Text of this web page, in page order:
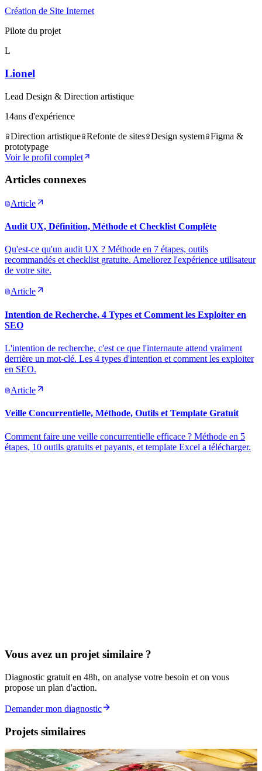
Création de Site Internet
Pilote du projet
L
Lionel
Lead Design & Direction artistique
14ans d'expérience
Direction artistique Refonte de sites Design system Figma &
prototypage
Voir le profil complet
Articles connexes
Article
Audit UX, Définition, Méthode et Checklist Complète
Qu'est-ce qu'un audit UX ? Méthode en 7 étapes, outils
recommandés et checklist gratuite. Ameliorez l'expérience utilisateur
de votre site.
Article
Intention de Recherche, 4 Types et Comment les Exploiter en
SEO
L'intention de recherche, c'est ce que l'internaute attend vraiment
derrière un mot-clé. Les 4 types d'intention et comment les exploiter
en SEO.
Article
Veille Concurrentielle, Méthode, Outils et Template Gratuit
Comment faire une veille concurrentielle efficace ? Méthode en 5
étapes, 10 outils gratuits et payants, et template Excel a télécharger.
Vous avez un projet similaire ?
Diagnostic gratuit en 48h, on analyse votre besoin et on vous
propose un plan d'action.
Demander mon diagnostic
Projets similaires
Site vitrineE-commerce